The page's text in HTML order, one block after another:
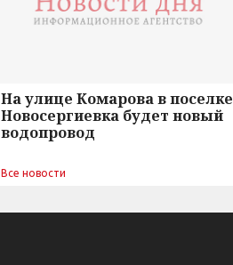
На улице Комарова в поселке
Новосергиевка будет новый
водопровод
Все новости